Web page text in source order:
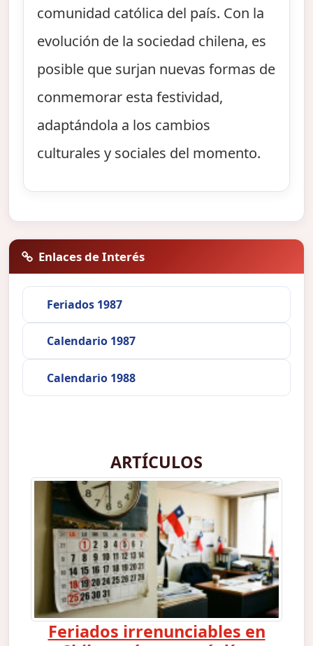
comunidad católica del país. Con la
evolución de la sociedad chilena, es
posible que surjan nuevas formas de
conmemorar esta festividad,
adaptándola a los cambios
culturales y sociales del momento.
Enlaces de Interés
Feriados 1987
Calendario 1987
Calendario 1988
ARTÍCULOS
Feriados irrenunciables en